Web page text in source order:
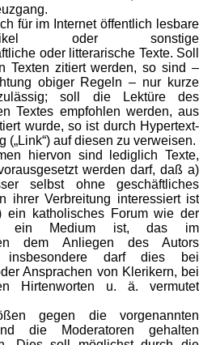
für im Internet öffentlich lesbare
oder sonstige
oder litterarische Texte. Soll
Texten zitiert werden, so sind –
obiger Regeln – nur kurze
soll die Lektüre des
Textes empfohlen werden, aus
wurde, so ist durch Hypertext-
(„Link“) auf diesen zu verweisen.
hiervon sind lediglich Texte,
werden darf, daß a)
selbst ohne geschäftliches
ihrer Verbreitung interessiert ist
ein katholisches Forum wie der
ein Medium ist, das im
dem Anliegen des Autors
insbesondere darf dies bei
Ansprachen von Klerikern, bei
Hirtenworten u. ä. vermutet
gegen die vorgenannten
die Moderatoren gehalten